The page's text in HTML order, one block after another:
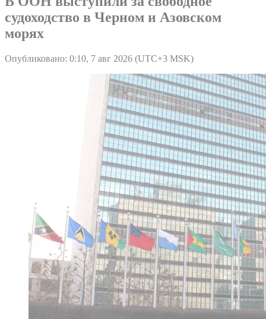
судоходство в Черном и Азовском
морях
Опубликовано: 0:10, 7 авг 2026 (UTC+3 MSK)